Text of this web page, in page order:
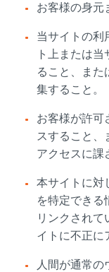
お客様の身元
当サイトの利
ト上または
ること、また
集すること。
お客様が許可
スすること、
アクセスに課
本サイトに対
を特定できる
リンクされ
イトに不正に
人間が通常の